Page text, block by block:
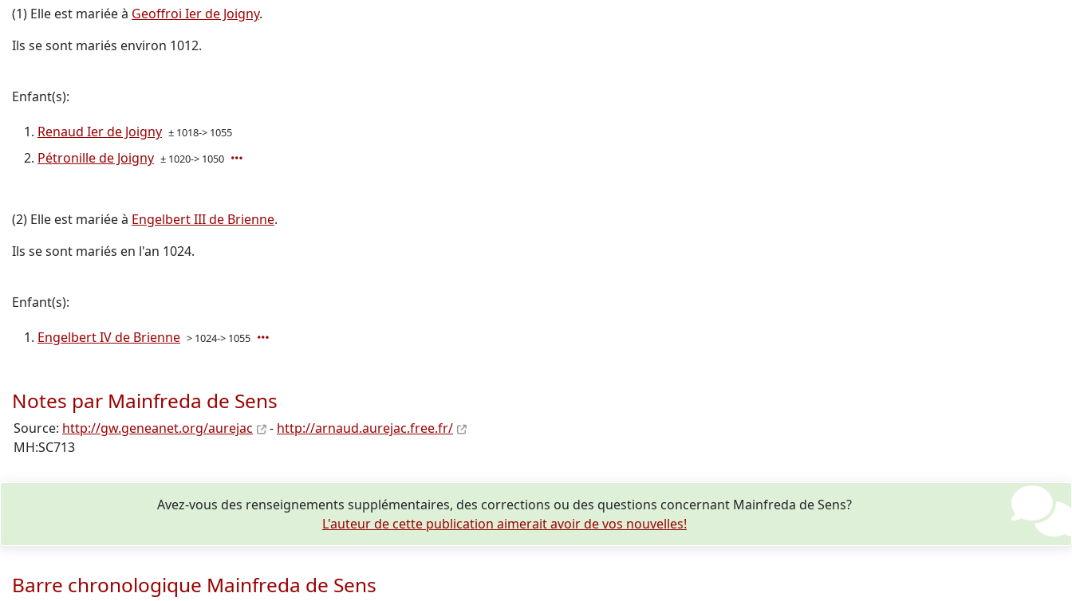
(1) Elle est mariée à Geoffroi Ier de Joigny.
Ils se sont mariés environ 1012.
Enfant(s):
Renaud Ier de Joigny ± 1018-> 1055
Pétronille de Joigny ± 1020-> 1050
(2) Elle est mariée à Engelbert III de Brienne.
Ils se sont mariés en l'an 1024.
Enfant(s):
Engelbert IV de Brienne > 1024-> 1055
Notes par Mainfreda de Sens
Source: http://gw.geneanet.org/aurejac - http://arnaud.aurejac.free.fr/
MH:SC713
Avez-vous des renseignements supplémentaires, des corrections ou des questions concernant Mainfreda de Sens?
L'auteur de cette publication aimerait avoir de vos nouvelles!
Barre chronologique Mainfreda de Sens